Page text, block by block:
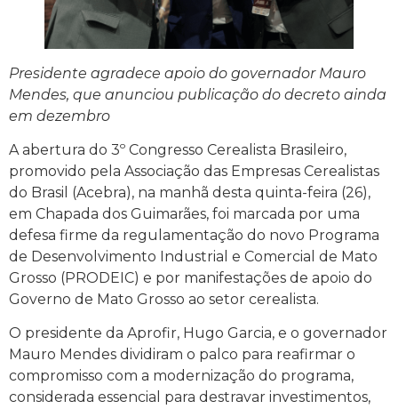
Presidente agradece apoio do governador Mauro
Mendes, que anunciou publicação do decreto ainda
em dezembro
A abertura do 3º Congresso Cerealista Brasileiro,
promovido pela Associação das Empresas Cerealistas
do Brasil (Acebra), na manhã desta quinta-feira (26),
em Chapada dos Guimarães, foi marcada por uma
defesa firme da regulamentação do novo Programa
de Desenvolvimento Industrial e Comercial de Mato
Grosso (PRODEIC) e por manifestações de apoio do
Governo de Mato Grosso ao setor cerealista.
O presidente da Aprofir, Hugo Garcia, e o governador
Mauro Mendes dividiram o palco para reafirmar o
compromisso com a modernização do programa,
considerada essencial para destravar investimentos,